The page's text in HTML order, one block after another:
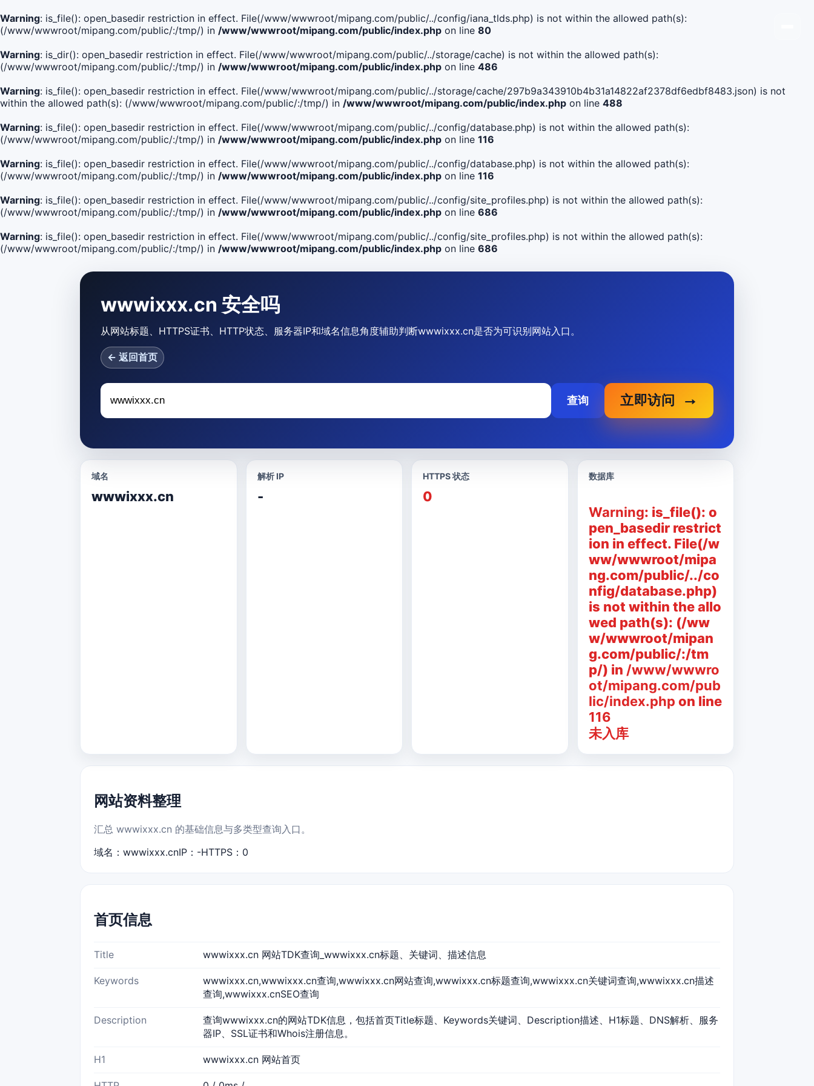
Warning: is_file(): open_basedir restriction in effect. File(/www/wwwroot/mipang.com/public/../config/iana_tlds.php) is not within the allowed path(s):
(/www/wwwroot/mipang.com/public/:/tmp/) in /www/wwwroot/mipang.com/public/index.php on line 80
Warning: is_dir(): open_basedir restriction in effect. File(/www/wwwroot/mipang.com/public/../storage/cache) is not within the allowed path(s):
(/www/wwwroot/mipang.com/public/:/tmp/) in /www/wwwroot/mipang.com/public/index.php on line 486
Warning: is_file(): open_basedir restriction in effect. File(/www/wwwroot/mipang.com/public/../storage/cache/297b9a343910b4b31a14822af2378df6edbf8483.json) is not
within the allowed path(s): (/www/wwwroot/mipang.com/public/:/tmp/) in /www/wwwroot/mipang.com/public/index.php on line 488
Warning: is_file(): open_basedir restriction in effect. File(/www/wwwroot/mipang.com/public/../config/database.php) is not within the allowed path(s):
(/www/wwwroot/mipang.com/public/:/tmp/) in /www/wwwroot/mipang.com/public/index.php on line 116
Warning: is_file(): open_basedir restriction in effect. File(/www/wwwroot/mipang.com/public/../config/database.php) is not within the allowed path(s):
(/www/wwwroot/mipang.com/public/:/tmp/) in /www/wwwroot/mipang.com/public/index.php on line 116
Warning: is_file(): open_basedir restriction in effect. File(/www/wwwroot/mipang.com/public/../config/site_profiles.php) is not within the allowed path(s):
(/www/wwwroot/mipang.com/public/:/tmp/) in /www/wwwroot/mipang.com/public/index.php on line 686
Warning: is_file(): open_basedir restriction in effect. File(/www/wwwroot/mipang.com/public/../config/site_profiles.php) is not within the allowed path(s):
(/www/wwwroot/mipang.com/public/:/tmp/) in /www/wwwroot/mipang.com/public/index.php on line 686
wwwixxx.cn 安全吗
从网站标题、HTTPS证书、HTTP状态、服务器IP和域名信息角度辅助判断wwwixxx.cn是否为可识别网站入口。
← 返回首页
查询 立即访问
域名
wwwixxx.cn
解析 IP
-
HTTPS 状态
0
数据库
Warning: is_file(): o
pen_basedir restrict
ion in effect. File(/w
ww/wwwroot/mipa
ng.com/public/../co
nfig/database.php)
is not within the allo
wed path(s): (/ww
w/wwwroot/mipan
g.com/public/:/tm
p/) in /www/wwwro
ot/mipang.com/pub
lic/index.php on line
116
未入库
网站资料整理
汇总 wwwixxx.cn 的基础信息与多类型查询入口。
域名：wwwixxx.cnIP：-HTTPS：0
首页信息
Title wwwixxx.cn 网站TDK查询_wwwixxx.cn标题、关键词、描述信息
Keywords
wwwixxx.cn,wwwixxx.cn查询,wwwixxx.cn网站查询,wwwixxx.cn标题查询,wwwixxx.cn关键词查询,wwwixxx.cn描述
查询,wwwixxx.cnSEO查询
Description
查询wwwixxx.cn的网站TDK信息，包括首页Title标题、Keywords关键词、Description描述、H1标题、DNS解析、服务
器IP、SSL证书和Whois注册信息。
H1 wwwixxx.cn 网站首页